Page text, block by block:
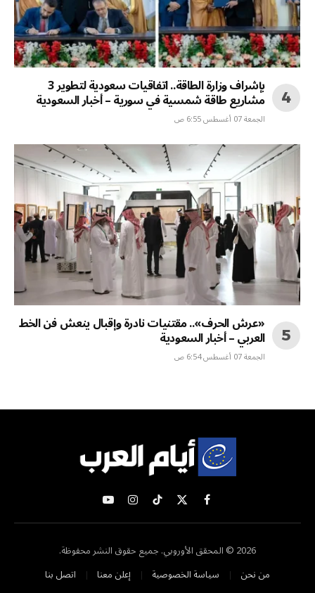
بإشراف وزارة الطاقة.. اتفاقيات سعودية لتطوير 3
مشاريع طاقة شمسية في سورية – أخبار السعودية
الجمعة 07 أغسطس 6:55 ص
«عرش الحرف».. مقتنيات نادرة وإقبال ينعش فن الخط
العربي – أخبار السعودية
الجمعة 07 أغسطس 6:54 ص
فيسبوك
X
(Twitter)
تيكتوكالانستغراميوتيوب
2026 © المحقق الأوروبي. جميع حقوق النشر محفوظة.
من نحن
سياسة الخصوصية إعلن معنا اتصل بنا